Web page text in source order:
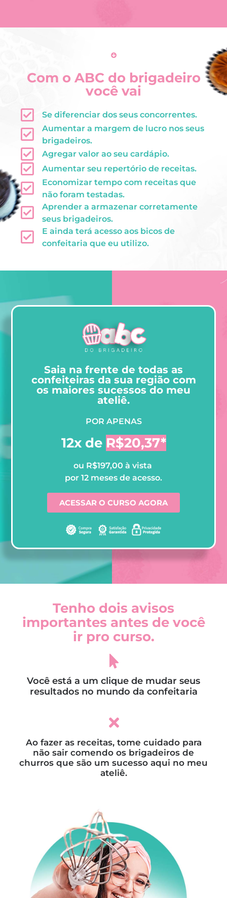
Com o ABC do brigadeiro
você vai
Se diferenciar dos seus concorrentes.
Aumentar a margem de lucro nos seus
brigadeiros.
Agregar valor ao seu cardápio.
Aumentar seu repertório de receitas.
Economizar tempo com receitas que
não foram testadas.
Aprender a armazenar corretamente
seus brigadeiros.
E ainda terá acesso aos bicos de
confeitaria que eu utilizo.
Saia na frente de todas as
confeiteiras da sua região com
os maiores sucessos do meu
ateliê.
POR APENAS
12x de R$20,37*
ou R$197,00 à vista
por 12 meses de acesso.
ACESSAR O CURSO AGORA
Tenho dois avisos
importantes antes de você
ir pro curso.
Você está a um clique de mudar seus
resultados no mundo da confeitaria
Ao fazer as receitas, tome cuidado para
não sair comendo os brigadeiros de
churros que são um sucesso aqui no meu
ateliê.